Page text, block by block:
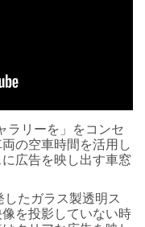
ラリーを」をコンセ
の空車時間を活用し
広告を映し出す車窓
たガラス製透明ス
を投影していない時